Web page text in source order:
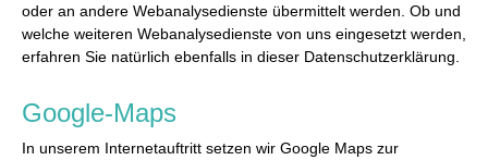
oder an andere Webanalysedienste übermittelt werden. Ob und
welche weiteren Webanalysedienste von uns eingesetzt werden,
erfahren Sie natürlich ebenfalls in dieser Datenschutzerklärung.
Google-Maps
In unserem Internetauftritt setzen wir Google Maps zur